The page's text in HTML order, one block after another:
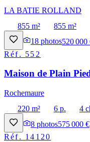
LA BATIE ROLLAND
855 m²
855 m²
18 photos520 000
Réf. 552
Maison de Plain
Rochemaure
220 m²
6 p. 4
8 photos575 000 €
Réf. 14120